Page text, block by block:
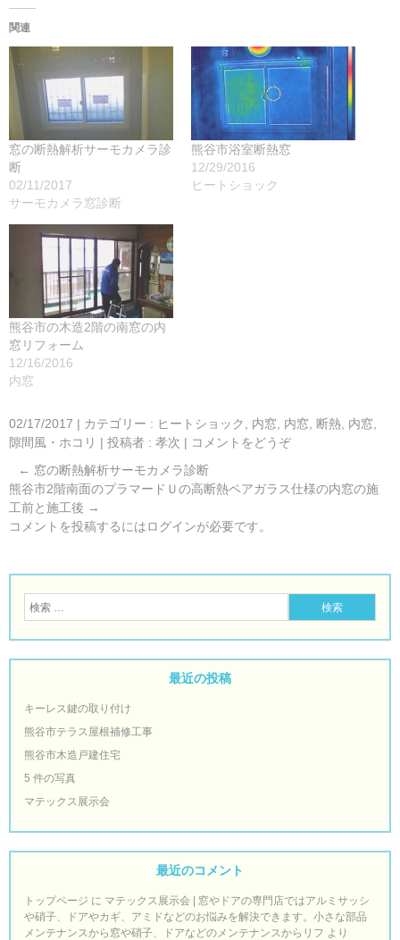
関連
窓の断熱解析サーモカメラ診
断
02/11/2017
サーモカメラ窓診断
熊谷市浴室断熱窓
12/29/2016
ヒートショック
熊谷市の木造2階の南窓の内
窓リフォーム
12/16/2016
内窓
02/17/2017 | カテゴリー : ヒートショック, 内窓, 内窓, 断熱, 内窓,
隙間風・ホコリ | 投稿者 : 孝次 | コメントをどうぞ
← 窓の断熱解析サーモカメラ診断
熊谷市2階南面のプラマードＵの高断熱ペアガラス仕様の内窓の施
工前と施工後 →
コメントを投稿するにはログインが必要です。
最近の投稿
キーレス鍵の取り付け
熊谷市テラス屋根補修工事
熊谷市木造戸建住宅
5 件の写真
マテックス展示会
最近のコメント
トップページ に マテックス展示会 | 窓やドアの専門店ではアルミサッシ
や硝子、ドアやカギ、アミドなどのお悩みを解決できます。小さな部品
メンテナンスから窓や硝子、ドアなどのメンテナンスからリフ より